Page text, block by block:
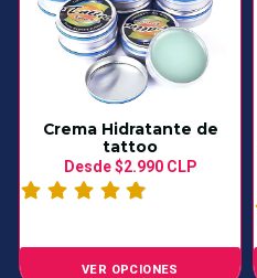
Crema Hidratante de
tattoo
Desde$2.990 CLP
VER OPCIONES